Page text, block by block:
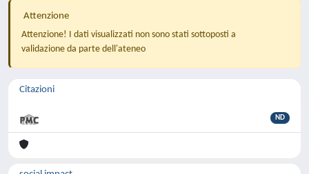
Attenzione
Attenzione! I dati visualizzati non sono stati sottoposti a
validazione da parte dell'ateneo
Citazioni
ND